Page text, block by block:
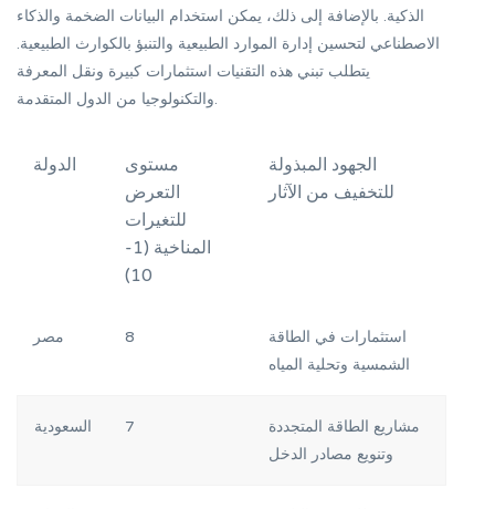
الذكية. بالإضافة إلى ذلك، يمكن استخدام البيانات الضخمة والذكاء
الاصطناعي لتحسين إدارة الموارد الطبيعية والتنبؤ بالكوارث الطبيعية.
يتطلب تبني هذه التقنيات استثمارات كبيرة ونقل المعرفة
والتكنولوجيا من الدول المتقدمة.
الدولة
مستوى
التعرض
للتغيرات
المناخية (1-
10)
الجهود المبذولة
للتخفيف من الآثار
مصر 8
استثمارات في الطاقة
الشمسية وتحلية المياه
السعودية 7
مشاريع الطاقة المتجددة
وتنويع مصادر الدخل